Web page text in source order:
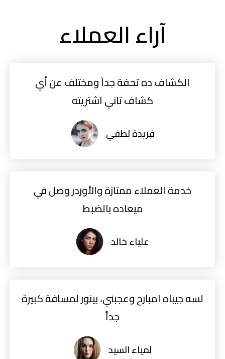
آراء العملاء
الكشاف ده تحفة جداً ومختلف عن أي
كشاف تاني اشتريته
فريدة لطفي
خدمة العملاء ممتازة والأوردر وصل في
ميعاده بالضبط
علياء خالد
لسه جيباه امبارح وعجبني، بينور لمسافة كبيرة
جداً
لمياء السيد